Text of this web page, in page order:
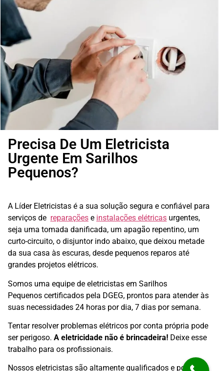
Precisa De Um Eletricista
Urgente Em Sarilhos
Pequenos?
A Líder Eletricistas é a sua solução segura e confiável para
serviços de reparações e instalações elétricas urgentes,
seja uma tomada danificada, um apagão repentino, um
curto-circuito, o disjuntor indo abaixo, que deixou metade
da sua casa às escuras, desde pequenos reparos até
grandes projetos elétricos.
Somos uma equipe de eletricistas em Sarilhos
Pequenos certificados pela DGEG, prontos para atender às
suas necessidades 24 horas por dia, 7 dias por semana.
Tentar resolver problemas elétricos por conta própria pode
ser perigoso. A eletricidade não é brincadeira! Deixe esse
trabalho para os profissionais.
Nossos eletricistas são altamente qualificados e possuem